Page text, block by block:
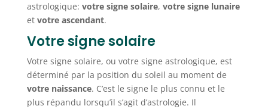
astrologique: votre signe solaire, votre signe lunaire
et votre ascendant.
Votre signe solaire
Votre signe solaire, ou votre signe astrologique, est
déterminé par la position du soleil au moment de
votre naissance. C’est le signe le plus connu et le
plus répandu lorsqu’il s’agit d’astrologie. Il